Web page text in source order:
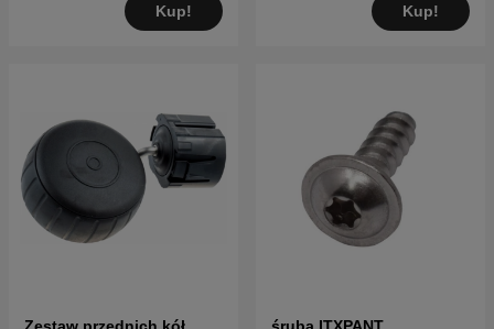
Kup! Kup!
Zestaw przednich kół śruba ITXPANT